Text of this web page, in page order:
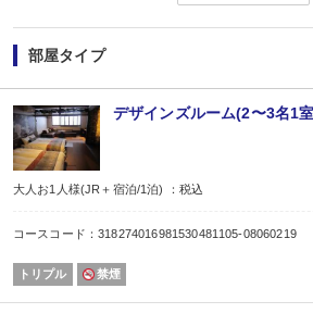
12月31日から1月3日まではお正月料理となります
最大22時間とごゆっくりご滞在いただけます。
食物アレルギーについて 単品（蟹自体がＮＧ
部屋タイプ
デザインズルーム(2〜3名1
大人お1人様(JR＋宿泊/1泊) ：税込
コースコード：318274016981530481105-08060219
トリプル 禁煙